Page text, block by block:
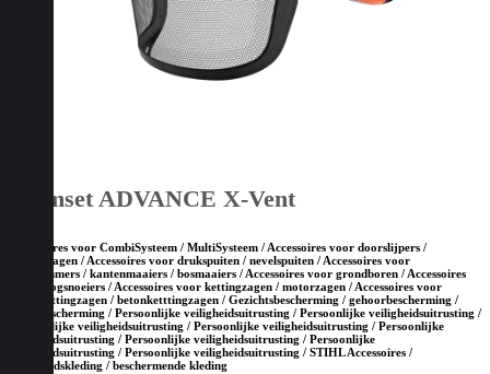
Helmset ADVANCE X-Vent
Accessoires voor CombiSysteem / MultiSysteem / Accessoires voor doorslijpers /
bandenzagen / Accessoires voor drukspuiten / nevelspuiten / Accessoires voor
grastrimmers / kantenmaaiers / bosmaaiers / Accessoires voor grondboren / Accessoires
voor hoogsnoeiers / Accessoires voor kettingzagen / motorzagen / Accessoires voor
steenketttingzagen / betonketttingzagen / Gezichtsbescherming / gehoorbescherming /
hoofdbescherming / Persoonlijke veiligheidsuitrusting / Persoonlijke veiligheidsuitrusting /
Persoonlijke veiligheidsuitrusting / Persoonlijke veiligheidsuitrusting / Persoonlijke
veiligheidsuitrusting / Persoonlijke veiligheidsuitrusting / Persoonlijke
veiligheidsuitrusting / Persoonlijke veiligheidsuitrusting / STIHL Accessoires /
Veiligheidskleding / beschermende kleding